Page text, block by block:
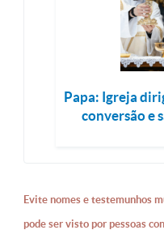
Papa: Igreja
conversão e
Evite nomes e testemunhos
pode ser visto por pessoas